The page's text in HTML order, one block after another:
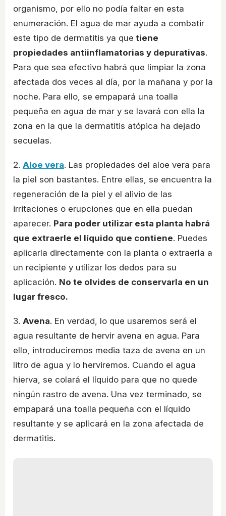
organismo, por ello no podía faltar en esta
enumeración. El agua de mar ayuda a combatir
este tipo de dermatitis ya que tiene
propiedades antiinflamatorias y depurativas.
Para que sea efectivo habrá que limpiar la zona
afectada dos veces al día, por la mañana y por la
noche. Para ello, se empapará una toalla
pequeña en agua de mar y se lavará con ella la
zona en la que la dermatitis atópica ha dejado
secuelas.
2. Aloe vera. Las propiedades del aloe vera para
la piel son bastantes. Entre ellas, se encuentra la
regeneración de la piel y el alivio de las
irritaciones o erupciones que en ella puedan
aparecer. Para poder utilizar esta planta habrá
que extraerle el líquido que contiene. Puedes
aplicarla directamente con la planta o extraerla a
un recipiente y utilizar los dedos para su
aplicación. No te olvides de conservarla en un
lugar fresco.
3. Avena. En verdad, lo que usaremos será el
agua resultante de hervir avena en agua. Para
ello, introduciremos media taza de avena en un
litro de agua y lo herviremos. Cuando el agua
hierva, se colará el líquido para que no quede
ningún rastro de avena. Una vez terminado, se
empapará una toalla pequeña con el líquido
resultante y se aplicará en la zona afectada de
dermatitis.